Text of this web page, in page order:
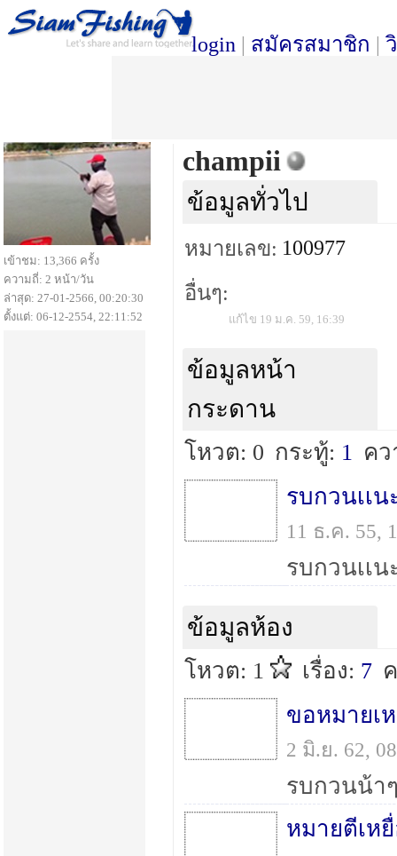
login | สมัครสมาชิก |
champii
ข้อมูลทั่วไป
หมายเลข: 100977
อื่นๆ:
แก้ไข 19 ม.ค. 59, 16:39
ข้อมูลหน้า
กระดาน
โหวต: 0 กระทู้: 1 ค
11 ธ.ค. 55,
ข้อมูลห้อง
โหวต: 1 เรื่อง: 7
ขอหมายเ
2 มิ.ย. 62,
หมายตีเห
เข้าชม: 13,366 ครั้ง
ความถี่: 2 หน้า/วัน
ล่าสุด: 27-01-2566, 00:20:30
ตั้งแต่: 06-12-2554, 22:11:52